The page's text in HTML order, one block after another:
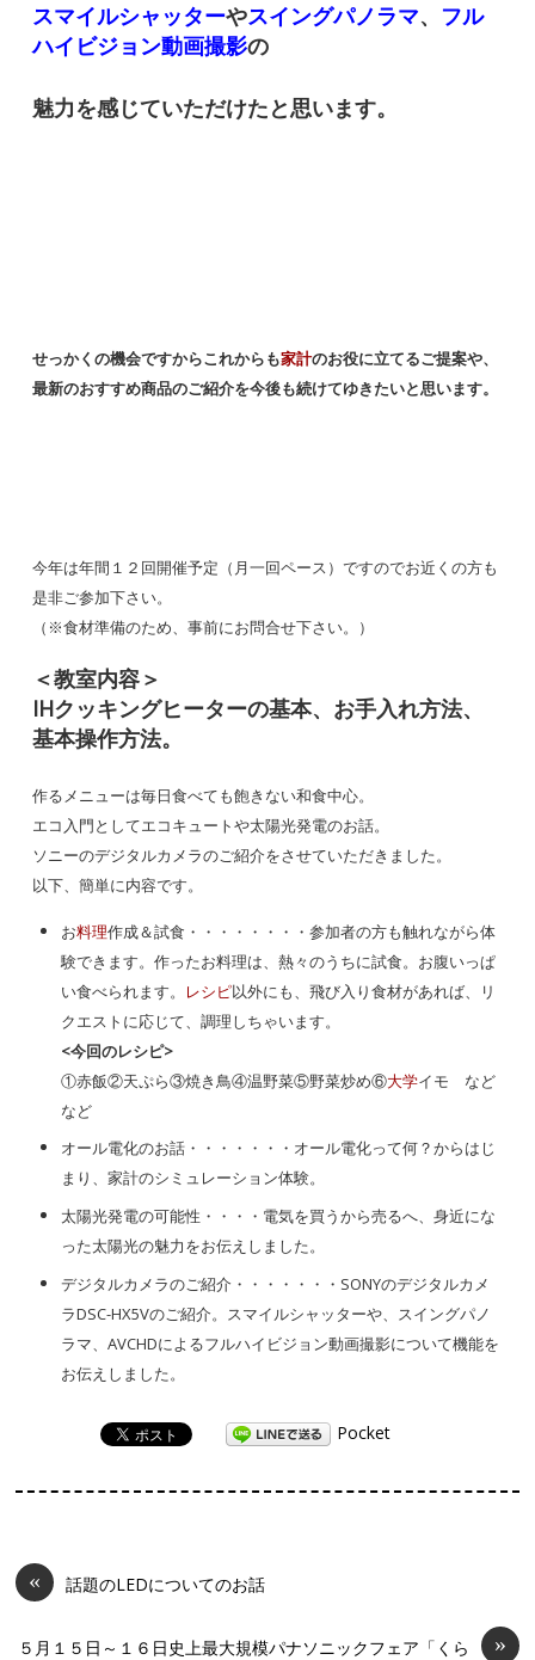
スマイルシャッターやスイングパノラマ、 フル
ハイビジョン動画撮影の
魅力を感じていただけたと思います。
せっかくの機会ですからこれからも家計のお役に立てるご提案や、
最新のおすすめ商品のご紹介を今後も続けてゆきたいと思います。
今年は年間１２回開催予定（月一回ペース）ですのでお近くの方も
是非ご参加下さい。
（※食材準備のため、事前にお問合せ下さい。）
＜教室内容＞
IHクッキングヒーターの基本、お手入れ方法、
基本操作方法。
作るメニューは毎日食べても飽きない和食中心。
エコ入門としてエコキュートや太陽光発電のお話。
ソニーのデジタルカメラのご紹介をさせていただきました。
以下、簡単に内容です。
お料理作成＆試食・・・・・・・・参加者の方も触れながら体
験できます。作ったお料理は、熱々のうちに試食。お腹いっぱ
い食べられます。 レシピ以外にも、飛び入り食材があれば、リ
クエストに応じて、調理しちゃいます。
<今回のレシピ>
①赤飯②天ぷら③焼き鳥④温野菜⑤野菜炒め⑥大学イモ など
など
オール電化のお話・・・・・・・オール電化って何？からはじ
まり、家計のシミュレーション体験。
太陽光発電の可能性・・・・電気を買うから売るへ、身近にな
った太陽光の魅力をお伝えしました。
デジタルカメラのご紹介・・・・・・・SONYのデジタルカメ
ラDSC-HX5Vのご紹介。スマイルシャッターや、スイングパノ
ラマ、AVCHDによるフルハイビジョン動画撮影について機能を
お伝えしました。
Pocket
« 話題のLEDについてのお話
»
５月１５日～１６日史上最大規模パナソニックフェア「くら